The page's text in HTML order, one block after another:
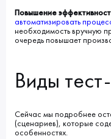
Повышение
автоматизировать
необходимость вручную
очередь повышает
Виды
Сейчас мы подробнее
(сценариев), которые
особенностях.